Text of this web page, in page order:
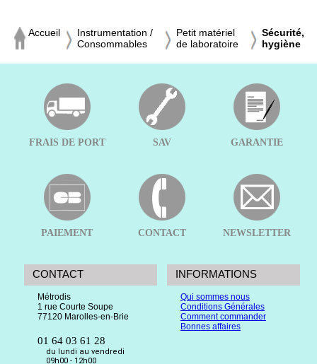
Accueil
Instrumentation /
Consommables
Petit matériel
de laboratoire
Sécurité,
hygiène
FRAIS DE PORT SAV GARANTIE
PAIEMENT CONTACT NEWSLETTER
CONTACT
Métrodis
1 rue Courte Soupe
77120 Marolles-en-Brie
01 64 03 61 28
du lundi au vendredi
09h00 - 12h00
INFORMATIONS
Qui sommes nous
Conditions Générales
Comment commander
Bonnes affaires